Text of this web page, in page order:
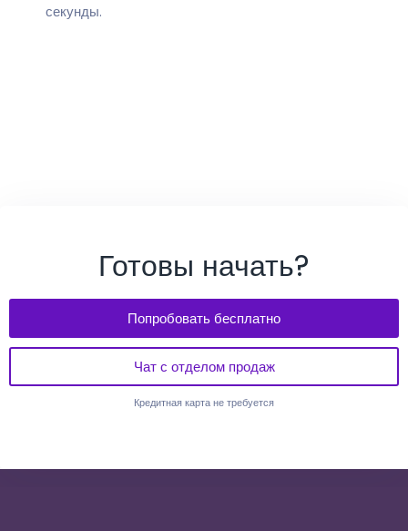
секунды.
Готовы начать?
Попробовать бесплатно
Чат с отделом продаж
Кредитная карта не требуется